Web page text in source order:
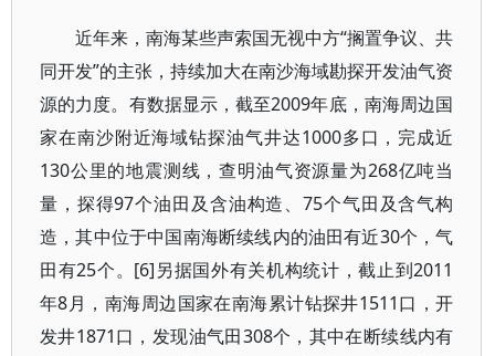
近年来，南海某些声索国无视中方“搁置争议、共
同开发”的主张，持续加大在南沙海域勘探开发油气资
源的力度。有数据显示，截至2009年底，南海周边国
家在南沙附近海域钻探油气井达1000多口，完成近
130公里的地震测线，查明油气资源量为268亿吨当
量，探得97个油田及含油构造、75个气田及含气构
造，其中位于中国南海断续线内的油田有近30个，气
田有25个。[6]另据国外有关机构统计，截止到2011
年8月，南海周边国家在南海累计钻探井1511口，开
发井1871口，发现油气田308个，其中在断续线内有